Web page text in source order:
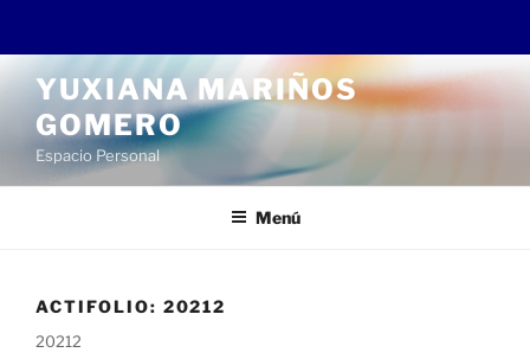
contenido
YUXIANA MARIÑOS
GOMERO
Espacio Personal
Menú
ACTIFOLIO: 20212
20212